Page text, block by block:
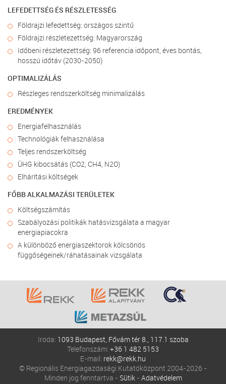
LEFEDETTSÉG ÉS RÉSZLETESSÉG
Földrajzi lefedettség: országos szintű
Földrajzi részletezettség: Magyarország
Időbeni részletezettség: 96 referencia időpont, éves bontás,
hosszú időtáv (2030-2050)
OPTIMALIZÁLÁS
Részleges rendszerköltség minimalizálás
EREDMÉNYEK
Energiafelhasználás
Technológiák felhasználása
Teljes rendszerköltség
ÜHG kibocsátás (CO2, CH4, N2O)
Elhárítási költségek
FŐBB ALKALMAZÁSI TERÜLETEK
Költségszámítás
Szabályozási politikák hatásvizsgálata a magyar
energiapiacokra
A különböző energiaszektorok kölcsönös
függőségeinek/ráhatásainak vizsgálata
Iroda: 1093 Budapest, Fővám tér 8., 117.1 szoba
Telefonszám: +36 1 482 5153
E-mail: rekk@rekk.hu
© Regionális Energiagazdasági Kutatóközpont 2004-2026 -
Minden jog fenntartva - Sütik- Adatvédelem